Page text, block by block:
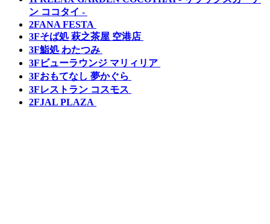
ン ココタイ -
2FANA FESTA
3Fそば処 萩之茶屋 空港店
3F鮨処 わたつみ
3F ビューラウンジ マリィリア
3Fおもてなし 夢かぐら
3Fレストラン コスモス
2FJAL PLAZA